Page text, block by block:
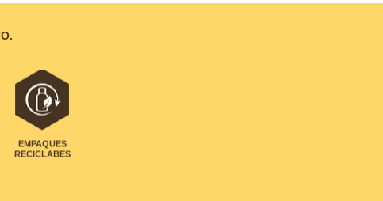
EMPAQUES
RECICLABES